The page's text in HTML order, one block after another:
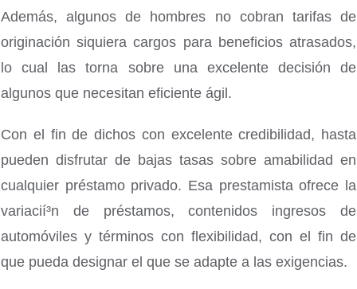
Además, algunos de hombres no cobran tarifas de
originación siquiera cargos para beneficios atrasados,
lo cual las torna sobre una excelente decisión de
algunos que necesitan eficiente ágil.
Con el fin de dichos con excelente credibilidad, hasta
pueden disfrutar de bajas tasas sobre amabilidad en
cualquier préstamo privado. Esa prestamista ofrece la
variacií³n de préstamos, contenidos ingresos de
automóviles y términos con flexibilidad, con el fin de
que pueda designar el que se adapte a las exigencias.